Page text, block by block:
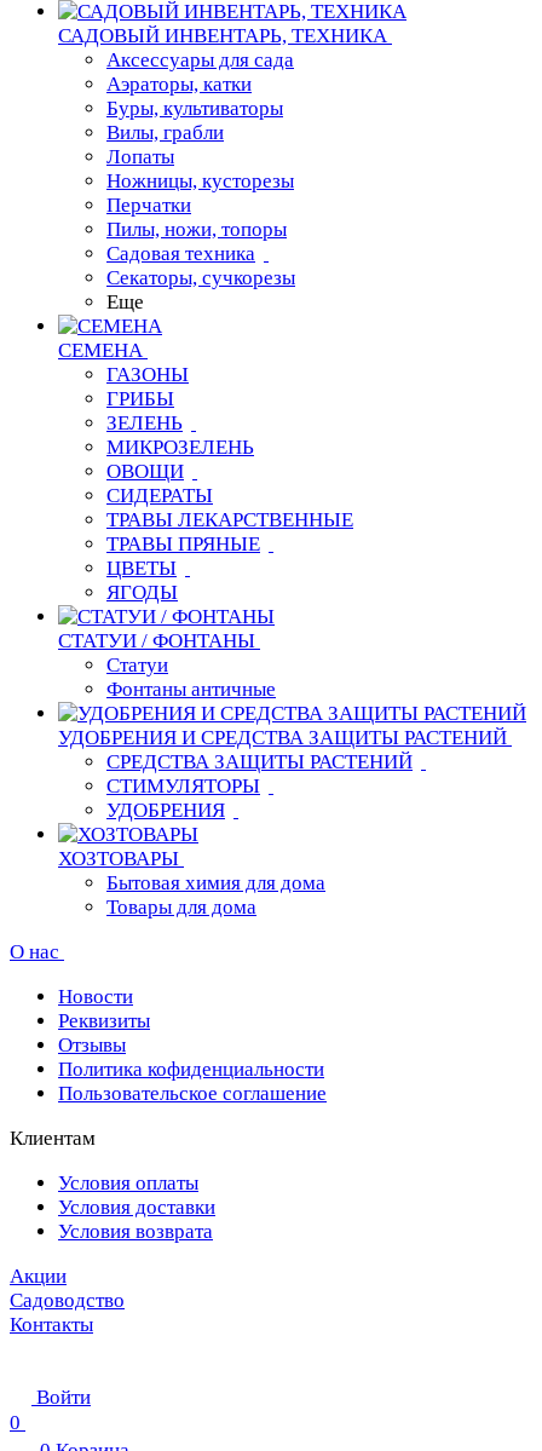
САДОВЫЙ ИНВЕНТАРЬ, ТЕХНИКА
Аксессуары для сада
Аэраторы, катки
Буры, культиваторы
Вилы, грабли
Лопаты
Ножницы, кусторезы
Перчатки
Пилы, ножи, топоры
Садовая техника
Секаторы, сучкорезы
Еще
СЕМЕНА
ГАЗОНЫ
ГРИБЫ
ЗЕЛЕНЬ
МИКРОЗЕЛЕНЬ
ОВОЩИ
СИДЕРАТЫ
ТРАВЫ ЛЕКАРСТВЕННЫЕ
ТРАВЫ ПРЯНЫЕ
ЦВЕТЫ
ЯГОДЫ
СТАТУИ / ФОНТАНЫ
Статуи
Фонтаны античные
УДОБРЕНИЯ И СРЕДСТВА ЗАЩИТЫ РАСТЕНИЙ
СРЕДСТВА ЗАЩИТЫ РАСТЕНИЙ
СТИМУЛЯТОРЫ
УДОБРЕНИЯ
ХОЗТОВАРЫ
Бытовая химия для дома
Товары для дома
О нас
Новости
Реквизиты
Отзывы
Политика кофиденциальности
Пользовательское соглашение
Клиентам
Условия оплаты
Условия доставки
Условия возврата
Акции
Садоводство
Контакты
Войти
0